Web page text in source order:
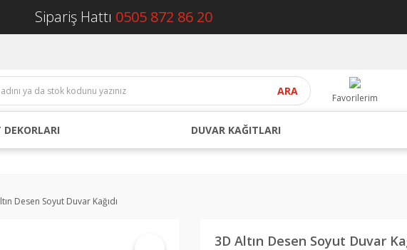
Sipariş Hattı 0505 872 86 20
ARA
Favorilerim
DUVAR KAĞITLARI
Desen Soyut Duvar Kağıdı
3D Altın Desen Soyut Duvar